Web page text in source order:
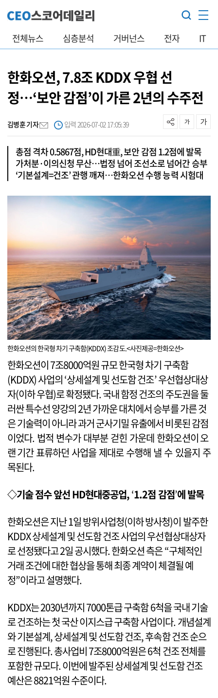
전체뉴스 심층분석 거버넌스 전자 IT
한화오션, 7.8조 KDDX 우협 선
정…‘보안 감점’이 가른 2년의 수주전
김병훈 기자 입력 2026-07-02 17:05:39
총점 격차 0.5867점, HD현대重, 보안 감점 1.2점에 발목
가처분·이의신청 무산…법정 넘어 조선소로 넘어간 승부
‘기본설계=건조’ 관행 깨져…한화오션 수행 능력 시험대
한화오션의 한국형 차기 구축함(KDDX) 조감도.<사진제공=한화오션>
한화오션이 7조8000억원 규모 한국형 차기 구축함
(KDDX) 사업의 ‘상세설계 및 선도함 건조’ 우선협상대상
자(이하 우협)로 확정됐다. 국내 함정 건조의 주도권을 둘
러싼 특수선 양강의 2년 가까운 대치에서 승부를 가른 것
은 기술력이 아니라 과거 군사기밀 유출에서 비롯된 감점
이었다. 법적 변수가 대부분 걷힌 가운데 한화오션이 오
랜 기간 표류하던 사업을 제대로 수행해 낼 수 있을지 주
목된다.
◇기술 점수 앞선 HD현대중공업,‘1.2점 감점’에 발목
한화오션은 지난 1일 방위사업청(이하 방사청)이 발주한
KDDX 상세설계 및 선도함 건조 사업의 우선협상대상자
로 선정됐다고 2일 공시했다. 한화오션 측은 “구체적인
거래 조건에 대한 협상을 통해 최종 계약이 체결될 예
정”이라고 설명했다.
KDDX는 2030년까지 7000톤급 구축함 6척을 국내 기술
로 건조하는 첫 국산 이지스급 구축함 사업이다. 개념설계
와 기본설계, 상세설계 및 선도함 건조, 후속함 건조 순으
로 진행된다. 총사업비 7조8000억원은 6척 건조 전체를
포함한 규모다. 이번에 발주된 상세설계 및 선도함 건조
예산은 8821억원 수준이다.